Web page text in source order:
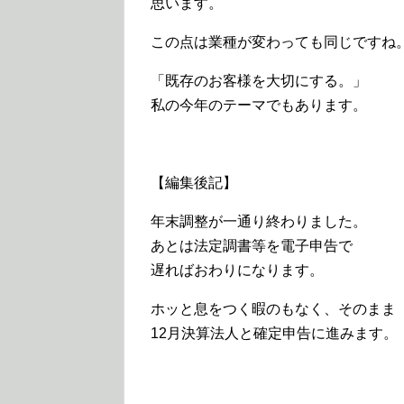
思います。
この点は業種が変わっても同じですね
「既存のお客様を大切にする。」
私の今年のテーマでもあります。
【編集後記】
年末調整が一通り終わりました。
あとは法定調書等を電子申告で
遅ればおわりになります。
ホッと息をつく暇のもなく、そのまま
12月決算法人と確定申告に進みます。